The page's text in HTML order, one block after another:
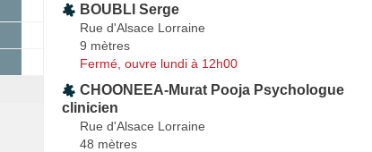
BOUBLI Serge
Rue d'Alsace Lorraine
9 mètres
Fermé, ouvre lundi à 12h00
CHOONEEA-Murat Pooja Psychologue
clinicien
Rue d'Alsace Lorraine
48 mètres